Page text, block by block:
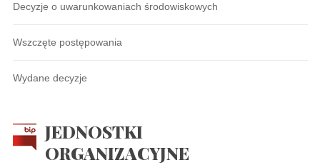
Decyzje o uwarunkowaniach środowiskowych
Wszczęte postępowania
Wydane decyzje
JEDNOSTKI
ORGANIZACYJNE